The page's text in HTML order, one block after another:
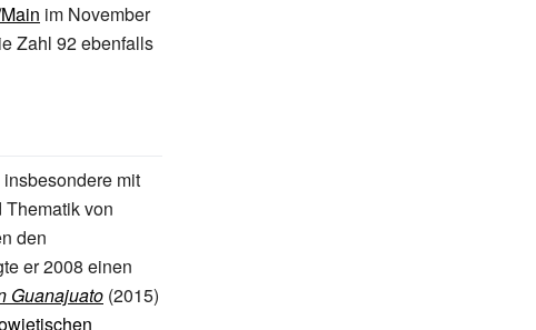
im November
Zahl 92 ebenfalls
insbesondere mit
von
den
er 2008 einen
Guanajuato (2015)